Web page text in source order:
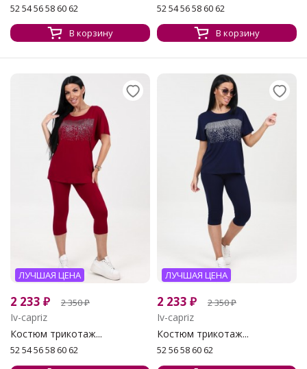
52 54 56 58 60 62
В корзину
52 54 56 58 60 62
В корзину
ЛУЧШАЯ ЦЕНА
2 233 ₽ 2 350₽
Iv-capriz
Костюм трикотаж...
52 54 56 58 60 62
ЛУЧШАЯ ЦЕНА
2 233 ₽ 2 350₽
Iv-capriz
Костюм трикотаж...
52 56 58 60 62